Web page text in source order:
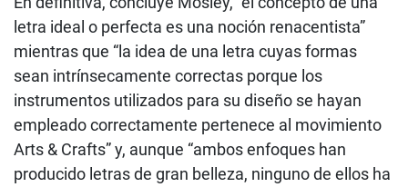
letra ideal o perfecta es una noción renacentista”
mientras que “la idea de una letra cuyas formas
sean intrínsecamente correctas porque los
instrumentos utilizados para su diseño se hayan
empleado correctamente pertenece al movimiento
Arts & Crafts” y, aunque “ambos enfoques han
producido letras de gran belleza, ninguno de ellos ha